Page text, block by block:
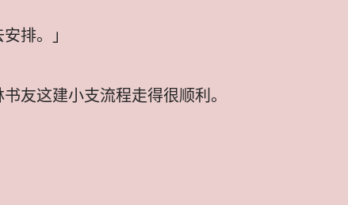
排。」
友这建小支流程走得很顺利。